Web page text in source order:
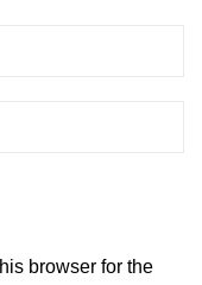
browser for the